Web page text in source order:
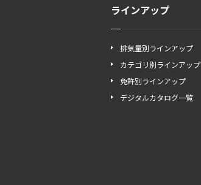
ラインアップ
排気量別ラインアップ
カテゴリ別ラインアップ
免許別ラインアップ
デジタルカタログ一覧